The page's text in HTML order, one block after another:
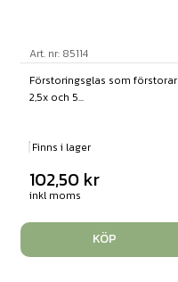
Art. nr: 85114
Förstoringsglas som förstorar
2,5x och 5...
Finns i lager
102,50 kr
inkl moms
KÖP